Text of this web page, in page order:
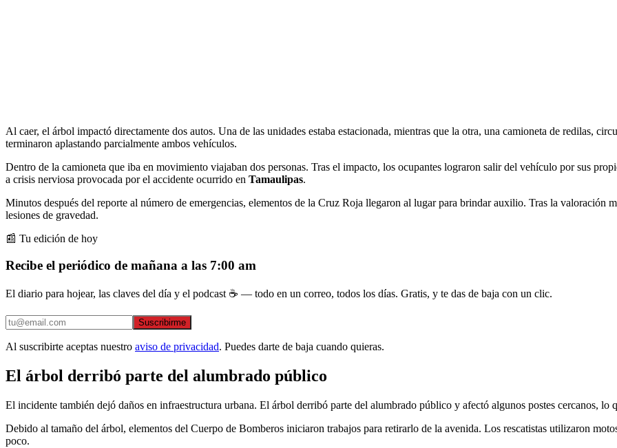
Al caer, el árbol impactó directamente dos autos. Una de las unidades estaba estacionada, mientras que la otra, una camioneta de redilas,
terminaron aplastando parcialmente ambos vehículos.
Dentro de la camioneta que iba en movimiento viajaban dos personas. Tras el impacto, los ocupantes lograron salir del vehículo por sus
a crisis nerviosa provocada por el accidente ocurrido en Tamaulipas.
Minutos después del reporte al número de emergencias, elementos de la Cruz Roja llegaron al lugar para brindar auxilio. Tras la valoración
lesiones de gravedad.
📰 Tu edición de hoy
Recibe el periódico de mañana a las 7:00 am
El diario para hojear, las claves del día y el podcast ☕ — todo en un correo, todos los días. Gratis, y te das de baja con un clic.
Suscribirme
Al suscribirte aceptas nuestro aviso de privacidad. Puedes darte de baja cuando quieras.
El árbol derribó parte del alumbrado público
El incidente también dejó daños en infraestructura urbana. El árbol derribó parte del alumbrado público y afectó algunos postes cercanos, lo
Debido al tamaño del árbol, elementos del Cuerpo de Bomberos iniciaron trabajos para retirarlo de la avenida. Los rescatistas utilizaron
poco.